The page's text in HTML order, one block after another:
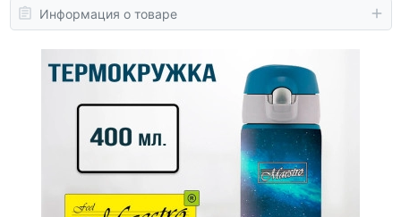
Информация о товаре